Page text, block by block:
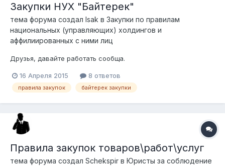
Закупки НУХ "Байтерек"
тема форума создал Isak в Закупки по правилам
национальных (управляющих) холдингов и
аффилиированных с ними лиц
Друзья, давайте работать сообща.
16 Апреля 2015 8 ответов
правила закупок байтерек закупки
Правила закупок товаров\работ\услуг
тема форума создал Schekspir в Юристы за соблюдение